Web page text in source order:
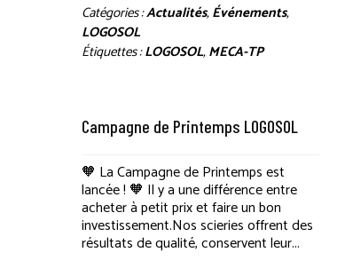
Catégories :Actualités,Événements,
LOGOSOL
Étiquettes :LOGOSOL,MECA-TP
Campagne de Printemps LOGOSOL
🧡 La Campagne de Printemps est
lancée ! 🧡 Il y a une différence entre
acheter à petit prix et faire un bon
investissement.Nos scieries offrent des
résultats de qualité, conservent leur...